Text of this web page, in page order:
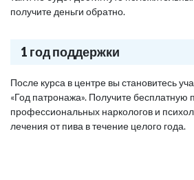
получите деньги обратно.
1 год поддержки
После курса в центре вы становитесь
«Год патронажа». Получите бесплатную
профессиональных наркологов и
лечения от пива в течение целого года.